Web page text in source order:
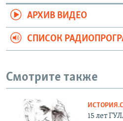
АРХИВ ВИДЕО
СПИСОК
Смотрите также
15 лет